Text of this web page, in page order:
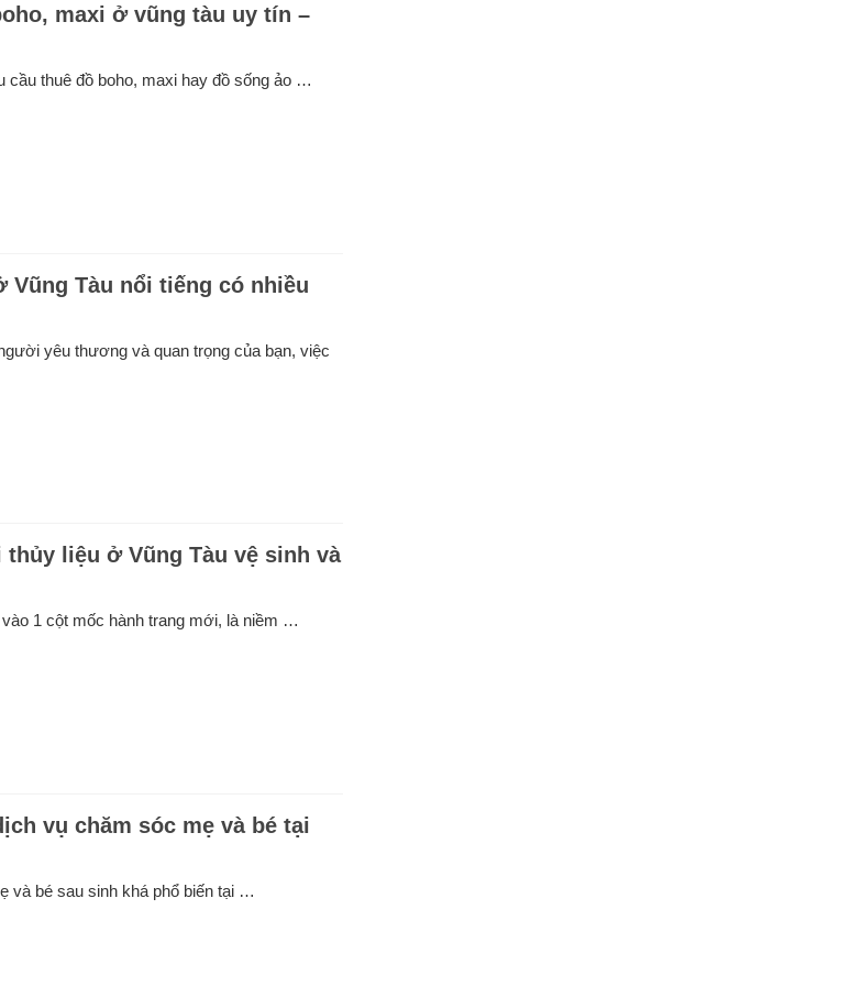
maxi ở vũng tàu uy tín –
cầu thuê đồ boho, maxi hay đồ sống ảo …
Vũng Tàu nổi tiếng có nhiều
yêu thương và quan trọng của bạn, việc
liệu ở Vũng Tàu vệ sinh và
1 cột mốc hành trang mới, là niềm …
vụ chăm sóc mẹ và bé tại
và bé sau sinh khá phổ biến tại …